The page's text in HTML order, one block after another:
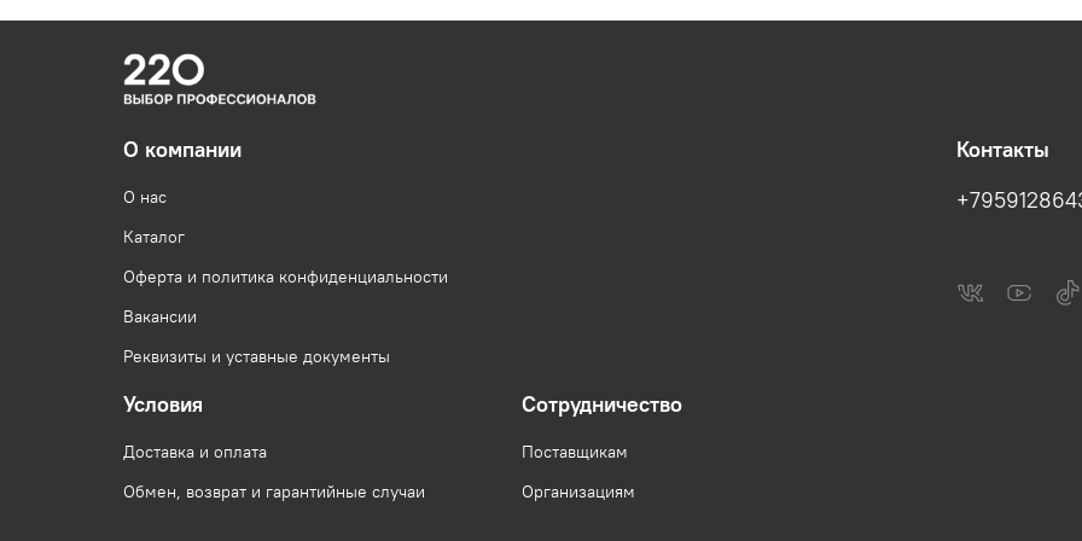
О компании
О нас
Каталог
Оферта и политика конфиденциальности
Вакансии
Реквизиты и уставные документы
Условия
Доставка и оплата
Обмен, возврат и гарантийные случаи
Сотрудничество
Поставщикам
Организациям
Контакты